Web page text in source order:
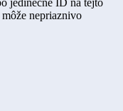
jedinečné ID na tejto
nepriaznivo